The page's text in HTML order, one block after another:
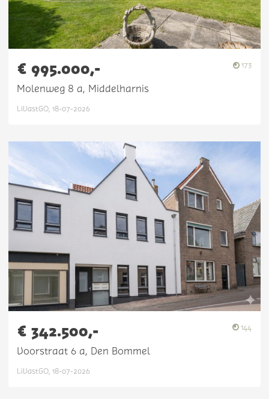
€ 995.000,- 173
Molenweg 8 a, Middelharnis
LiVastGO, 18-07-2026
€ 342.500,- 144
Voorstraat 6 a, Den Bommel
LiVastGO, 18-07-2026